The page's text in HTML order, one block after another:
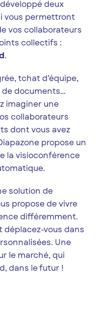
deux
vous permettront
vos collaborateurs
collectifs :
.
tchat d’équipe,
documents…
imaginer une
collaborateurs
dont vous avez
propose un
la visioconférence
solution de
propose de vivre
différemment.
déplacez-vous dans
Une
le marché, qui
dans le futur !